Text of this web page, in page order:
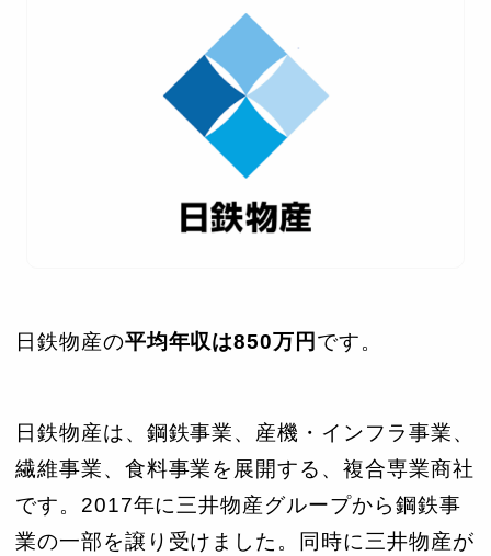
日鉄物産の平均年収は850万円 です。
日鉄物産は、鋼鉄事業、産機・インフラ事業、
繊維事業、食料事業を展開する、複合専業商社
です。2017年に三井物産グループから鋼鉄事
業の一部を譲り受けました。同時に三井物産が